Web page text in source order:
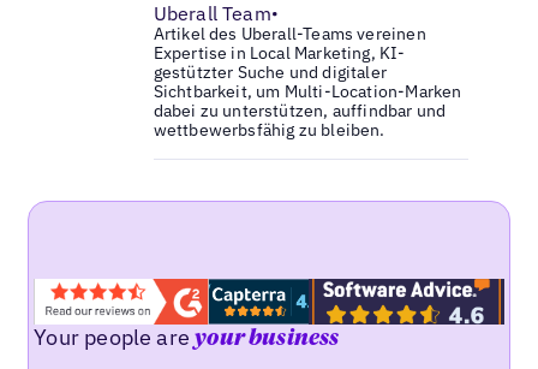
Uberall Team•
Artikel des Uberall-Teams vereinen
Expertise in Local Marketing, KI-
gestützter Suche und digitaler
Sichtbarkeit, um Multi-Location-Marken
dabei zu unterstützen, auffindbar und
wettbewerbsfähig zu bleiben.
Your people areyour business